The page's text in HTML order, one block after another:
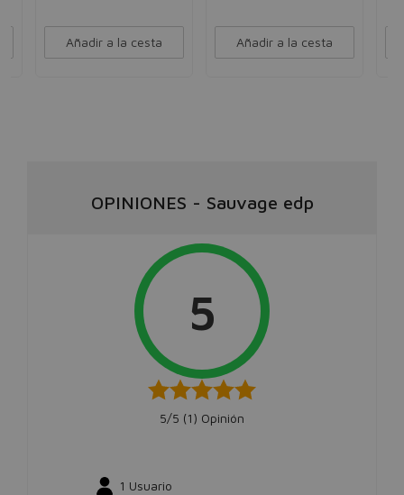
Añadir a la cesta Añadir a la cesta
OPINIONES - Sauvage edp
5
5/5 (1) Opinión
1 Usuario